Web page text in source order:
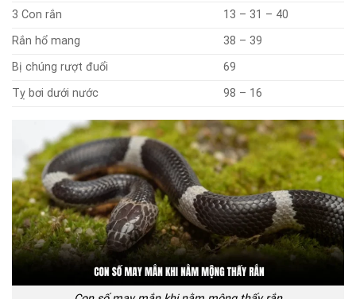
3 Con rắn
13 – 31 – 40
Rắn hổ mang
38 – 39
Bị chúng rượt đuổi
69
Tỵ bơi dưới nước
98 – 16